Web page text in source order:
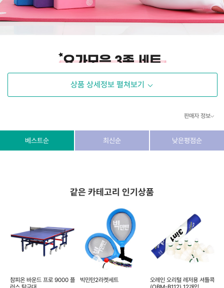
상품 상세정보 펼쳐보기
판매자 정보
상호/대표자 (주) 동이커머스
dongeecom@naver.com
소재지 경기도 고양시 덕양구 꽃마을로64, 1235호
베스트순 최신순 낮은평점순
같은 카테고리 인기상품
참피온 바운드 프로 9000 플
빅민턴2라켓세트
오레인 오리털 레저용 셔틀콕